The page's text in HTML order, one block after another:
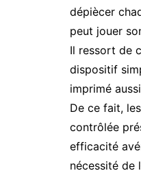
dépiècer
peut jouer
Il ressort de
dispositif
imprimé
De ce fait,
contrôlée
efficacité
nécessité de